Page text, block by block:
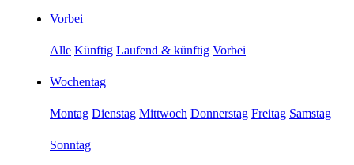
Vorbei
Alle Künftig Laufend & künftig Vorbei
Wochentag
Montag Dienstag Mittwoch Donnerstag Freitag Samstag
Sonntag